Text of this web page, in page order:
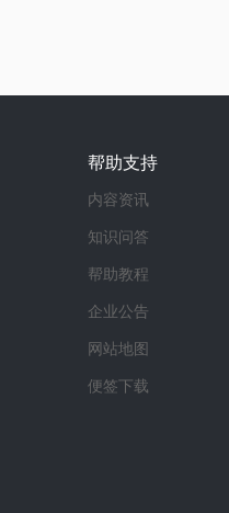
帮助支持
内容资讯
知识问答
帮助教程
企业公告
网站地图
便签下载